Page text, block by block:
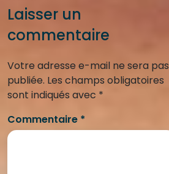
Laisser un
commentaire
Votre adresse e-mail ne sera pas
publiée. Les champs obligatoires
sont indiqués avec *
Commentaire *